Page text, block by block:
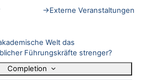
→Externe Veranstaltungen
Welt das
Führungskräfte strenger?
Completion